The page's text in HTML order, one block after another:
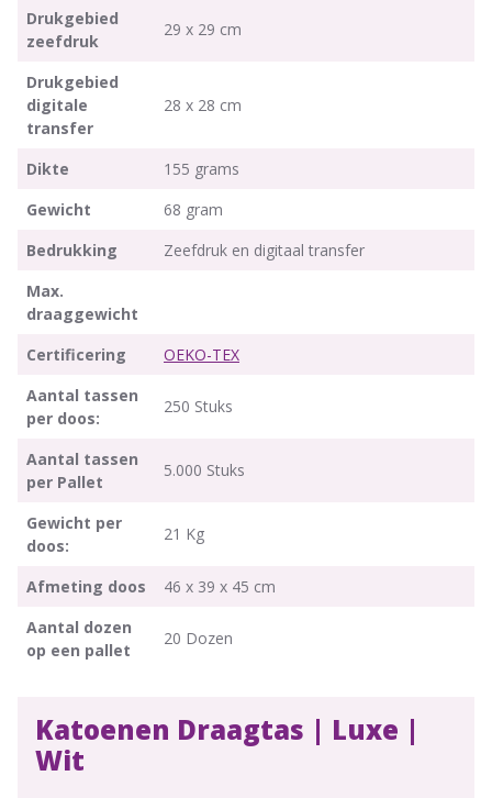
Drukgebied
zeefdruk
29 x 29 cm
Drukgebied
digitale
transfer
28 x 28 cm
Dikte
155 grams
Gewicht
68 gram
Bedrukking
Zeefdruk en digitaal transfer
Max.
draaggewicht
Certificering
OEKO-TEX
Aantal tassen
per doos:
250 Stuks
Aantal tassen
per Pallet
5.000 Stuks
Gewicht per
doos:
21 Kg
Afmeting doos
46 x 39 x 45 cm
Aantal dozen
op een pallet
20 Dozen
Katoenen Draagtas | Luxe |
Wit